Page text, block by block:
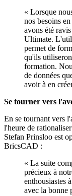
« Lorsque
nos besoins
avons été
Ultimate.
permet de
qu'ils
formation.
de données
avoir à en
Se tourner vers
En se tournant vers
l'heure de
Stefan Prinsloo est
BricsCAD :
« La suite
précieux à
enthousiastes
avec la bonne